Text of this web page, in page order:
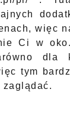
więc
Ci w
dla
tym